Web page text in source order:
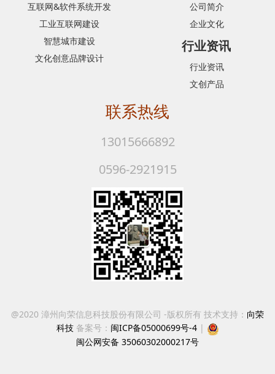
互联网&软件系统开发
工业互联网建设
智慧城市建设
文化创意品牌设计
公司简介
企业文化
行业资讯
行业资讯
文创产品
联系热线
13015666892
0596-2921915
@2020 漳州向荣信息科技股份有限公司 -版权所有 技术支持： 向荣
科技 备案号： 闽ICP备05000699号-4|
闽公网安备 35060302000217号